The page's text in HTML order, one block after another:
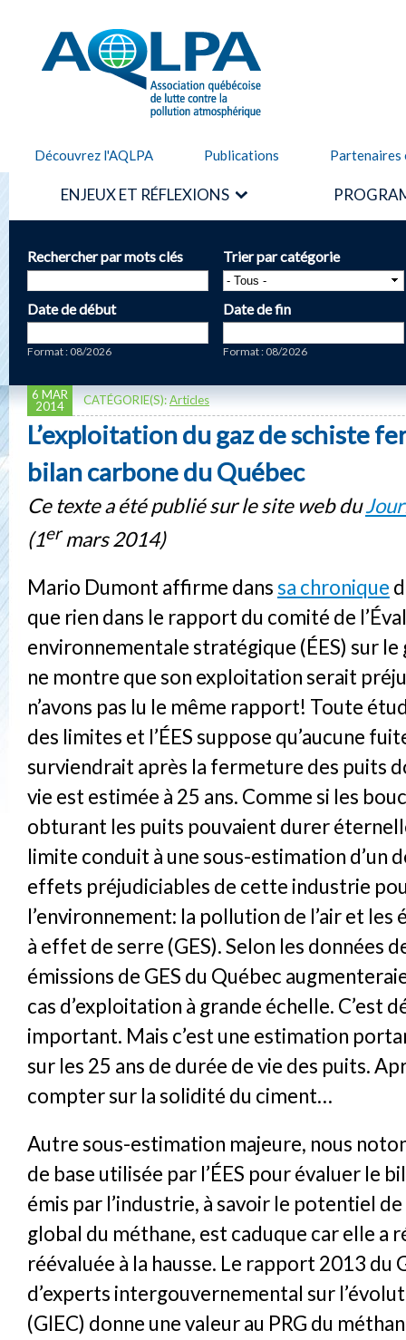
AQLPA
Découvrez l'AQLPA Publications Partenaires
ENJEUX ET RÉFLEXIONS
Rechercher par mots clés Trier par catégorie
Date de début
Format : 08/2026
Date de fin
Format : 08/2026
6 MAR
2014
CATÉGORIE(S):Articles
L’exploitation du gaz de schiste
bilan carbone du Québec
Ce texte a été publié sur le site web du
(1ermars 2014)
Mario Dumont affirme danssa chronique
que rien dans le rapport du comité de
environnementale stratégique (ÉES) sur le
ne montre que son exploitation serait
n’avons pas lu le même rapport! Toute
des limites et l’ÉES suppose qu’aucune
surviendrait après la fermeture des puits
vie est estimée à 25 ans. Comme si les
obturant les puits pouvaient durer
limite conduit à une sous-estimation d’un
effets préjudiciables de cette industrie
l’environnement: la pollution de l’air et les
à effet de serre (GES). Selon les données
émissions de GES du Québec
cas d’exploitation à grande échelle. C’est
important. Mais c’est une estimation
sur les 25 ans de durée de vie des puits.
compter sur la solidité du ciment…
Autre sous-estimation majeure, nous
de base utilisée par l’ÉES pour évaluer le
émis par l’industrie, à savoir le potentiel
global du méthane, est caduque car elle a
réévaluée à la hausse. Le rapport 2013 du
d’experts intergouvernemental sur
(GIEC) donne une valeur au PRG du